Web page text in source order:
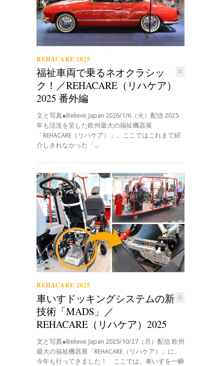
REHACARE 2025
0
福祉車両で乗るネオクラシッ
ク！／REHACARE（リハケア）
2025 番外編
文と写真●Believe Japan 2026/1/6（火）配信 2025
年も活況を呈した欧州最大の福祉機器展
「REHACARE（リハケア）」。ここではこれまで紹
介しきれなかった「...
REHACARE 2025
0
車いすドッキングシステムの新
技術「MADS」／
REHACARE（リハケア）2025
文と写真●Believe Japan 2025/10/27（月）配信 欧州
最大の福祉機器展「REHACARE（リハケア）」に、
今年も行ってきました！ ここでは、車いすを一瞬